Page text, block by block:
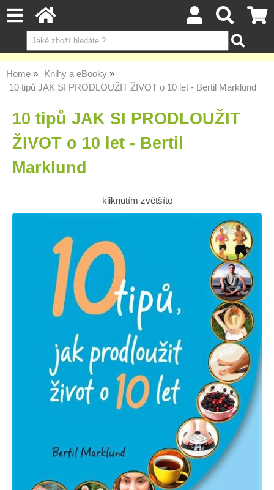
Home
Knihy a eBooky
10 tipů JAK SI PRODLOUŽIT ŽIVOT o 10 let - Bertil Marklund
10 tipů JAK SI PRODLOUŽIT
ŽIVOT o 10 let - Bertil
Marklund
kliknutím zvětšíte